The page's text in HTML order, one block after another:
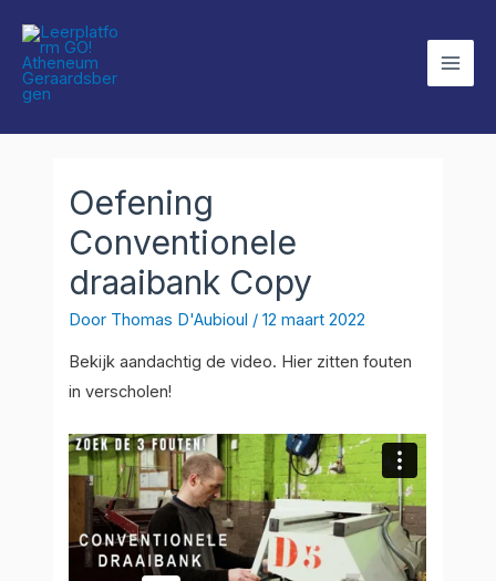
naar
inhoud
Oefening
Conventionele
draaibank Copy
Door Thomas D'Aubioul /12 maart 2022
Bekijk aandachtig de video. Hier zitten fouten
in verscholen!